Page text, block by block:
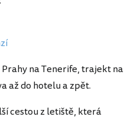
na Tenerife, trajekt na
až do hotelu a zpět.
cestou z letiště, která